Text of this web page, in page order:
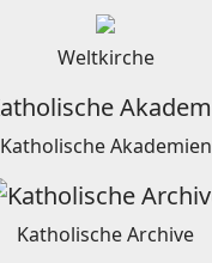
Weltkirche
Katholische Akademien
Katholische Archive